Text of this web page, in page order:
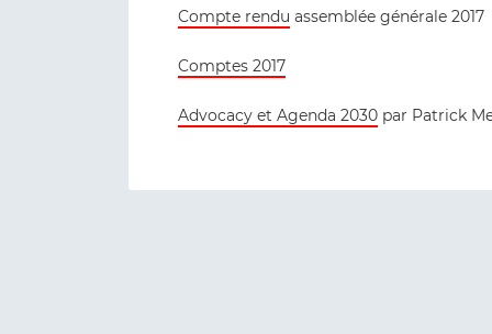
Compte rendu assemblée générale 2017
Comptes 2017
Advocacy et Agenda 2030 par Patrick